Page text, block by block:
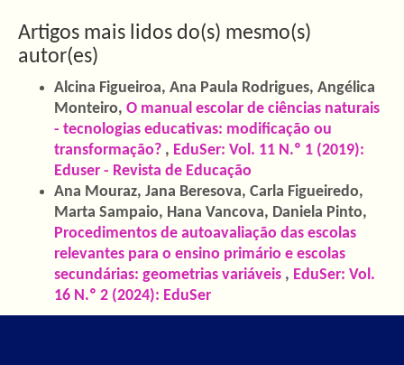
Artigos mais lidos do(s) mesmo(s)
autor(es)
Alcina Figueiroa, Ana Paula Rodrigues, Angélica
Monteiro, O manual escolar de ciências naturais
- tecnologias educativas: modificação ou
transformação? , EduSer: Vol. 11 N.º 1 (2019):
Eduser - Revista de Educação
Ana Mouraz, Jana Beresova, Carla Figueiredo,
Marta Sampaio, Hana Vancova, Daniela Pinto,
Procedimentos de autoavaliação das escolas
relevantes para o ensino primário e escolas
secundárias: geometrias variáveis , EduSer: Vol.
16 N.º 2 (2024): EduSer